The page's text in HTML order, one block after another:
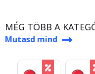
MÉG TÖBB A
Mutasd mind